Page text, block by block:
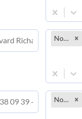
Normal
Normal